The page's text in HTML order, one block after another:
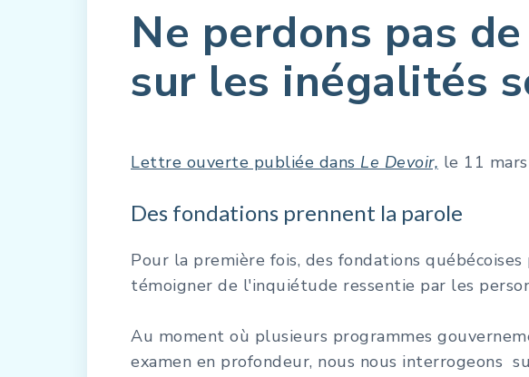
Ne perdons pas
sur les inégalités
Lettre ouverte publiée dans Le Devoir, le 11
Des fondations prennent la parole
Pour la première fois, des fondations
témoigner de l'inquiétude ressentie par les
Au moment où plusieurs programmes
examen en profondeur, nous nous interrogeons